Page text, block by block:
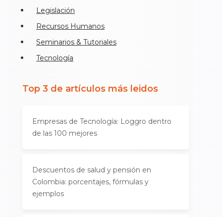
Legislación
Recursos Humanos
Seminarios & Tutoriales
Tecnología
Top 3 de artículos más leidos
Empresas de Tecnología: Loggro dentro
de las 100 mejores
Descuentos de salud y pensión en
Colombia: porcentajes, fórmulas y
ejemplos